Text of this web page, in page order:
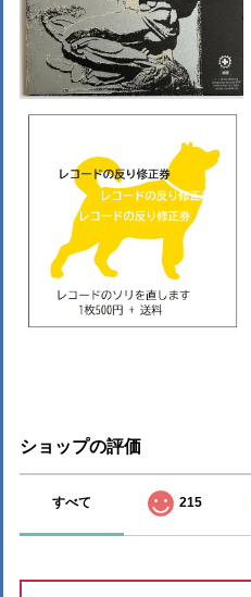
ショップの評価
すべて 215